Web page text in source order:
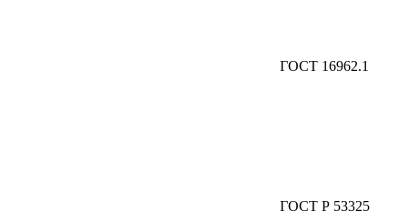
ГОСТ 16962.1
ГОСТ Р 53325